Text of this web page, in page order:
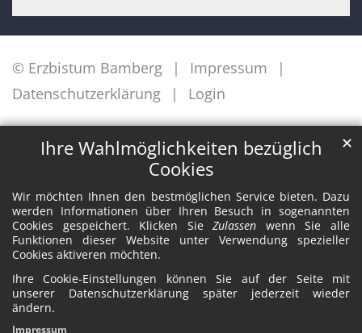
Ihre Wahlmöglichkeiten bezüglich
Cookies
Wir möchten Ihnen den bestmöglichen Service bieten. Dazu
werden Informationen über Ihren Besuch in sogenannten
Cookies gespeichert. Klicken SieZulassen wenn Sie alle
Funktionen dieser Website unter Verwendung spezieller
Cookies aktiveren möchten.
Ihre Cookie-Einstellungen können Sie auf der Seite mit
unserer Datenschutzerklärung später jederzeit wieder
ändern.
✕
Impressum
© Erzbistum Bamberg
Impressum
Datenschutzerklärung
Login